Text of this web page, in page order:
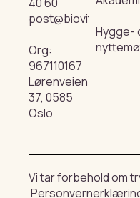
post@biovital.no
Org:
967110167
Lørenveien
37, 0585
Oslo
Hygge-
Vi tar forbehold om